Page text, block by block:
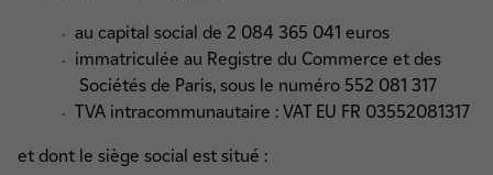
au capital social de 2 084 365 041 euros
immatriculée au Registre du Commerce et des
Sociétés de Paris, sous le numéro 552 081 317
TVA intracommunautaire : VAT EU FR 03552081317
et dont le siège social est situé :